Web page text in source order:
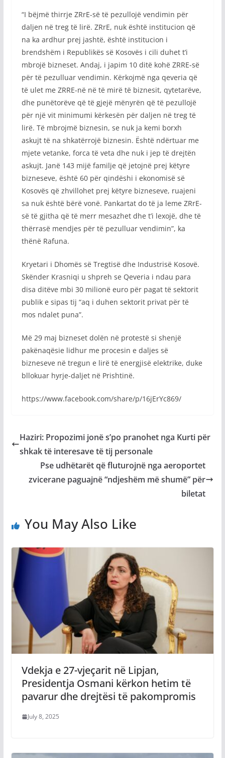
“I bëjmë thirrje ZRrE-së të pezullojë vendimin për
daljen në treg të lirë. ZRrE, nuk është institucion që
na ka ardhur prej jashtë, është institucion i
brendshëm i Republikës së Kosovës i cili duhet t’i
mbrojë bizneset. Andaj, i japim 10 ditë kohë ZRRE-së
për të pezulluar vendimin. Kërkojmë nga qeveria që
të ulet me ZRRE-në në të mirë të biznesit, qytetarëve,
dhe punëtorëve që të gjejë mënyrën që të pezullojë
për një vit minimumi kërkesën për daljen në treg të
lirë. Të mbrojmë biznesin, se nuk ja kemi borxh
askujt të na shkatërrojë biznesin. Është ndërtuar me
mjete vetanke, forca të veta dhe nuk i jep të drejtën
askujt. Janë 143 mijë familje që jetojnë prej këtyre
bizneseve, është 60 për qindëshi i ekonomisë së
Kosovës që zhvillohet prej këtyre bizneseve, ruajeni
sa nuk është bërë vonë. Pankartat do të ja leme ZRrE-
së të gjitha që të merr mesazhet dhe t’i lexojë, dhe të
thërrasë mendjes për të pezulluar vendimin”, ka
thënë Rafuna.
Kryetari i Dhomës së Tregtisë dhe Industrisë Kosovë.
Skënder Krasniqi u shpreh se Qeveria i ndau para
disa ditëve mbi 30 milionë euro për pagat të sektorit
publik e sipas tij “aq i duhen sektorit privat për të
mos ndalet puna”.
Më 29 maj bizneset dolën në protestë si shenjë
pakënaqësie lidhur me procesin e daljes së
bizneseve në tregun e lirë të energjisë elektrike, duke
bllokuar hyrje-daljet në Prishtinë.
https://www.facebook.com/share/p/16jErYc869/
Haziri: Propozimi jonë s’po pranohet nga Kurti për
shkak të interesave të tij personale
Pse udhëtarët që fluturojnë nga aeroportet
zvicerane paguajnë “ndjeshëm më shumë” për
biletat
You May Also Like
Vdekja e 27-vjeçarit në Lipjan,
Presidentja Osmani kërkon hetim të
pavarur dhe drejtësi të pakompromis
July 8, 2025